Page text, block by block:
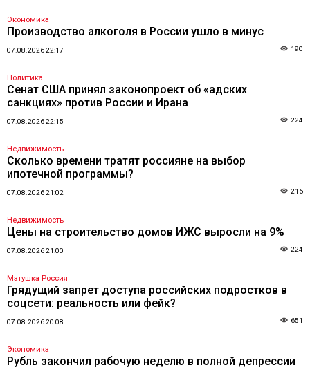
Экономика
Производство алкоголя в России ушло в минус
07.08.2026 22:17 190
Политика
Сенат США принял законопроект об «адских
санкциях» против России и Ирана
07.08.2026 22:15 224
Недвижимость
Сколько времени тратят россияне на выбор
ипотечной программы?
07.08.2026 21:02 216
Недвижимость
Цены на строительство домов ИЖС выросли на 9%
07.08.2026 21:00 224
Матушка Россия
Грядущий запрет доступа российских подростков в
соцсети: реальность или фейк?
07.08.2026 20:08 651
Экономика
Рубль закончил рабочую неделю в полной депрессии